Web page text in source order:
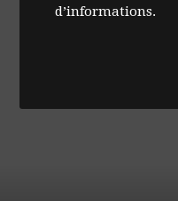
d’informations.